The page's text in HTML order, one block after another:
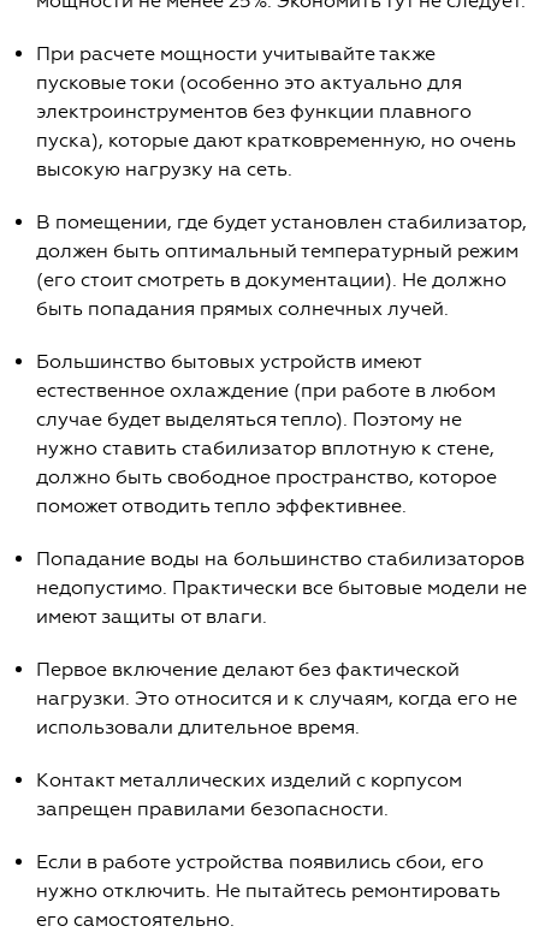
При расчете мощности учитывайте также
пусковые токи (особенно это актуально для
электроинструментов без функции плавного
пуска), которые дают кратковременную, но очень
высокую нагрузку на сеть.
В помещении, где будет установлен стабилизатор,
должен быть оптимальный температурный режим
(его стоит смотреть в документации). Не должно
быть попадания прямых солнечных лучей.
Большинство бытовых устройств имеют
естественное охлаждение (при работе в любом
случае будет выделяться тепло). Поэтому не
нужно ставить стабилизатор вплотную к стене,
должно быть свободное пространство, которое
поможет отводить тепло эффективнее.
Попадание воды на большинство стабилизаторов
недопустимо. Практически все бытовые модели не
имеют защиты от влаги.
Первое включение делают без фактической
нагрузки. Это относится и к случаям, когда его не
использовали длительное время.
Контакт металлических изделий с корпусом
запрещен правилами безопасности.
Если в работе устройства появились сбои, его
нужно отключить. Не пытайтесь ремонтировать
его самостоятельно.